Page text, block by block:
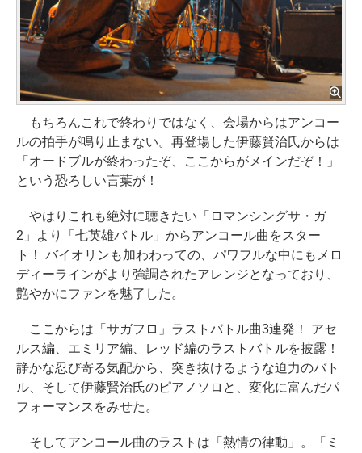
もちろんこれで終わりではなく、会場からはアンコー
ルの拍手が鳴り止まない。再登場した伊藤賢治氏からは
「オードブルが終わったぞ、ここからがメインだぞ！」
という恐ろしい言葉が！
やはりこれも絶対に聴きたい「ロマンシングサ・ガ
2」より「七英雄バトル」からアンコール曲をスター
ト！ バイオリンも加わわっての、パワフルな中にもメロ
ディーラインがより強調されたアレンジとなっており、
艶やかにファンを魅了した。
ここからは「サガフロ」ラストバトル曲3連発！ アセ
ルス編、エミリア編、レッド編のラストバトルを披露！
静かな忍び寄る気配から、突き抜けるような迫力のバト
ル、そして伊藤賢治氏のピアノソロと、変化に富んだパ
フォーマンスをみせた。
そしてアンコール曲のラストは「熱情の律動」。「ミ